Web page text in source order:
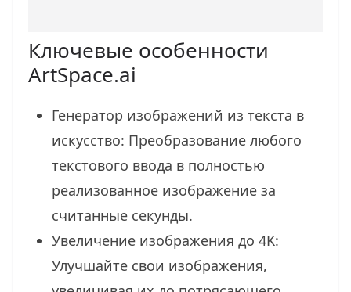
Ключевые особенности
ArtSpace.ai
Генератор изображений из текста в
искусство: Преобразование любого
текстового ввода в полностью
реализованное изображение за
считанные секунды.
Увеличение изображения до 4K:
Улучшайте свои изображения,